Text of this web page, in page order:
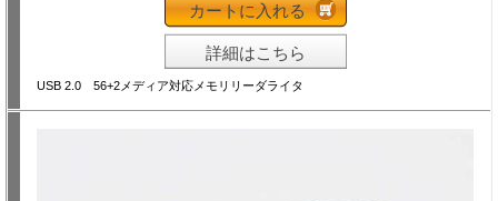
カートに入れる
詳細はこちら
USB 2.0 56+2メディア対応メモリリーダライタ